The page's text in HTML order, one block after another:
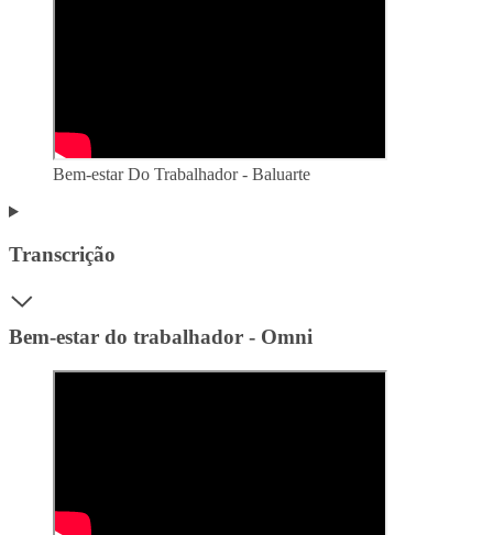
Bem-estar Do Trabalhador - Baluarte
Transcrição
Bem-estar do trabalhador - Omni